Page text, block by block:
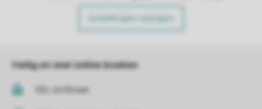
Instellingen wijzigen
Veilig en snel online boeken
SSL certificaat